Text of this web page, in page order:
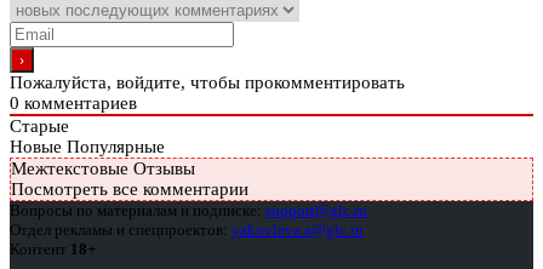
Пожалуйста, войдите, чтобы прокомментировать
0 комментариев
Старые
Новые Популярные
Межтекстовые Отзывы
Посмотреть все комментарии
Вопросы по материалам и подписке: support@glc.ru
Отдел рекламы и спецпроектов: yakovleva.a@glc.ru
Контент 18+